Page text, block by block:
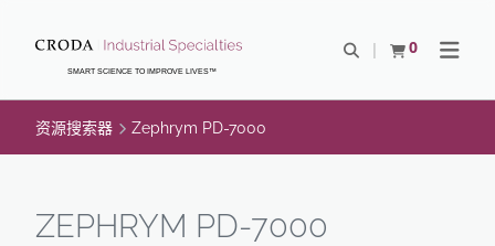
CONTENTSMART SCIENCE TO IMPROVE LIVES™
Open Search
0
查看购物车Open
资源搜索器 Zephrym PD-7000
ZEPHRYM PD-7000